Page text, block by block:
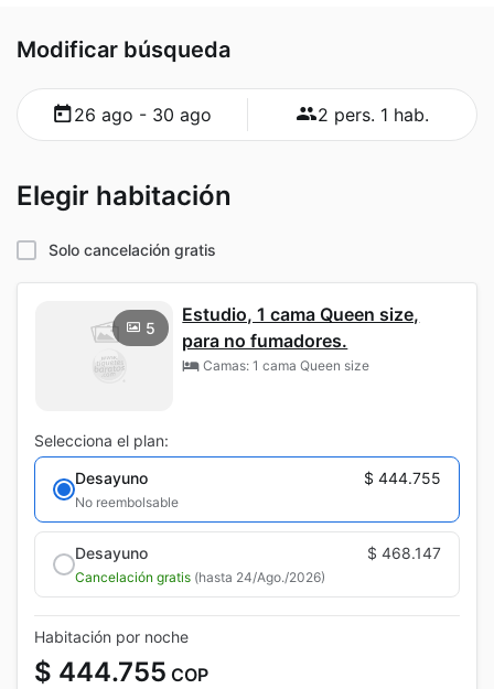
Modificar búsqueda
26 ago - 30 ago 2 pers. 1 hab.
Elegir habitación
Solo cancelación gratis
5
Estudio, 1 cama Queen size,
para no fumadores.
Camas: 1 cama Queen size
Selecciona el plan:
Desayuno
$ 444.755
No reembolsable
Desayuno $ 468.147
Cancelación gratis (hasta 24/Ago./2026)
Habitación por noche
$ 444.755 COP